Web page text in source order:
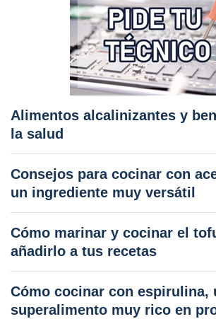
Alimentos alcalinizantes y
la salud
Consejos para cocinar con
un ingrediente muy versátil
Cómo marinar y cocinar el
añadirlo a tus recetas
Cómo cocinar con espirulina,
superalimento muy rico en